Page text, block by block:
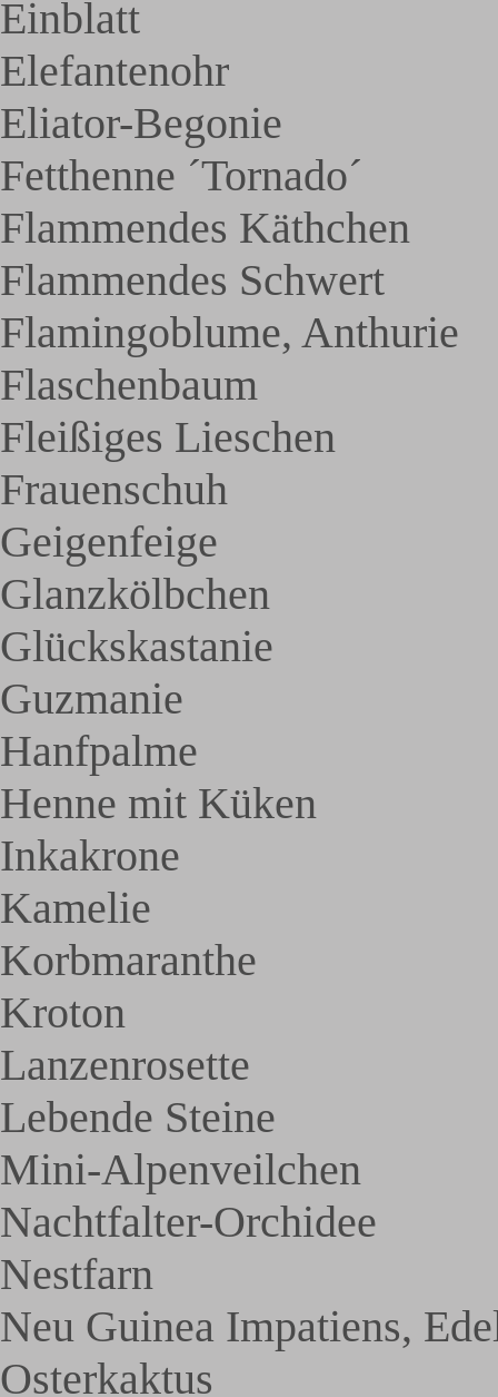
Einblatt
Elefantenohr
Eliator-Begonie
Fetthenne ´Tornado´
Flammendes Käthchen
Flammendes Schwert
Flamingoblume, Anthurie
Flaschenbaum
Fleißiges Lieschen
Frauenschuh
Geigenfeige
Glanzkölbchen
Glückskastanie
Guzmanie
Hanfpalme
Henne mit Küken
Inkakrone
Kamelie
Korbmaranthe
Kroton
Lanzenrosette
Lebende Steine
Mini-Alpenveilchen
Nachtfalter-Orchidee
Nestfarn
Neu Guinea Impatiens,
Osterkaktus